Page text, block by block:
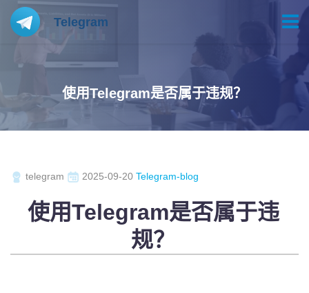
Telegram
使用Telegram是否属于违规？
telegram 2025-09-20 Telegram-blog
使用Telegram是否属于违
规？